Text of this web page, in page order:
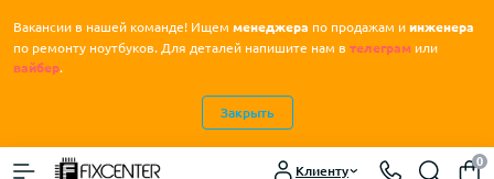
Вакансии в нашей команде! Ищем менеджера по продажам и инженера
по ремонту ноутбуков. Для деталей напишите нам в телеграм или
вайбер.
Закрыть
Клиенту
0